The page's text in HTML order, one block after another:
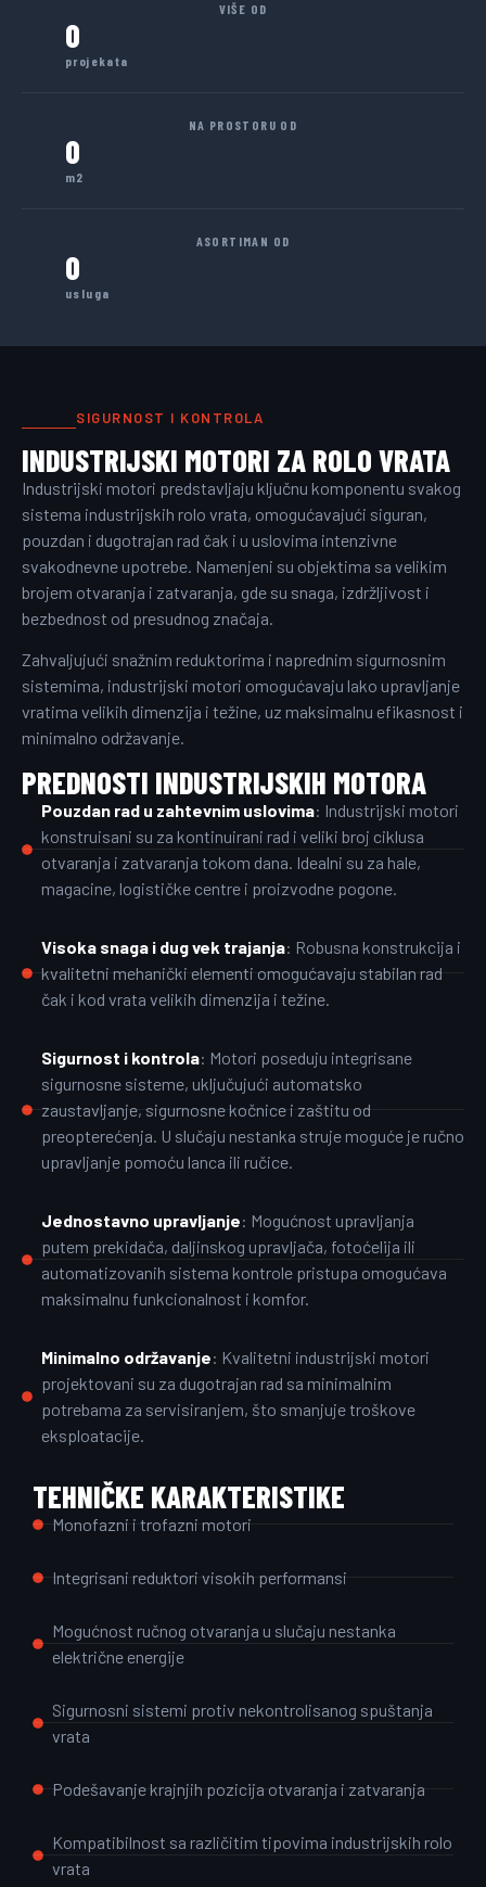
VIŠE OD
0
projekata
NA PROSTORU OD
0
m2
ASORTIMAN OD
0
usluga
SIGURNOST I KONTROLA
INDUSTRIJSKI MOTORI ZA ROLO VRATA
Industrijski motori predstavljaju ključnu komponentu svakog
sistema industrijskih rolo vrata, omogućavajući siguran,
pouzdan i dugotrajan rad čak i u uslovima intenzivne
svakodnevne upotrebe. Namenjeni su objektima sa velikim
brojem otvaranja i zatvaranja, gde su snaga, izdržljivost i
bezbednost od presudnog značaja.
Zahvaljujući snažnim reduktorima i naprednim sigurnosnim
sistemima, industrijski motori omogućavaju lako upravljanje
vratima velikih dimenzija i težine, uz maksimalnu efikasnost i
minimalno održavanje.
PREDNOSTI INDUSTRIJSKIH MOTORA
Pouzdan rad u zahtevnim uslovima: Industrijski motori
konstruisani su za kontinuirani rad i veliki broj ciklusa
otvaranja i zatvaranja tokom dana. Idealni su za hale,
magacine, logističke centre i proizvodne pogone.
Visoka snaga i dug vek trajanja: Robusna konstrukcija i
kvalitetni mehanički elementi omogućavaju stabilan rad
čak i kod vrata velikih dimenzija i težine.
Sigurnost i kontrola: Motori poseduju integrisane
sigurnosne sisteme, uključujući automatsko
zaustavljanje, sigurnosne kočnice i zaštitu od
preopterećenja. U slučaju nestanka struje moguće je ručno
upravljanje pomoću lanca ili ručice.
Jednostavno upravljanje: Mogućnost upravljanja
putem prekidača, daljinskog upravljača, fotoćelija ili
automatizovanih sistema kontrole pristupa omogućava
maksimalnu funkcionalnost i komfor.
Minimalno održavanje: Kvalitetni industrijski motori
projektovani su za dugotrajan rad sa minimalnim
potrebama za servisiranjem, što smanjuje troškove
eksploatacije.
TEHNIČKE KARAKTERISTIKE
Monofazni i trofazni motori
Integrisani reduktori visokih performansi
Mogućnost ručnog otvaranja u slučaju nestanka
električne energije
Sigurnosni sistemi protiv nekontrolisanog spuštanja
vrata
Podešavanje krajnjih pozicija otvaranja i zatvaranja
Kompatibilnost sa različitim tipovima industrijskih rolo
vrata